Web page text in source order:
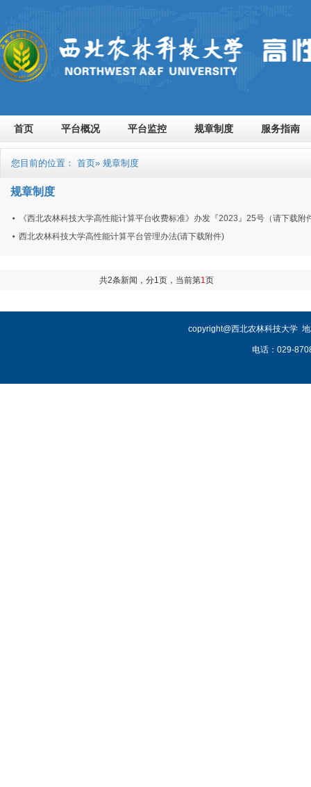
首页 平台概况 平台监控 规章制度 服务指南
您目前的位置： 首页» 规章制度
规章制度
《西北农林科技大学高性能计算平台收费标准》办发『2023』25号（请下载附
西北农林科技大学高性能计算平台管理办法(请下载附件)
共2条新闻，分1页，当前第1页
copyright@西北农林科技大学
电话：029-